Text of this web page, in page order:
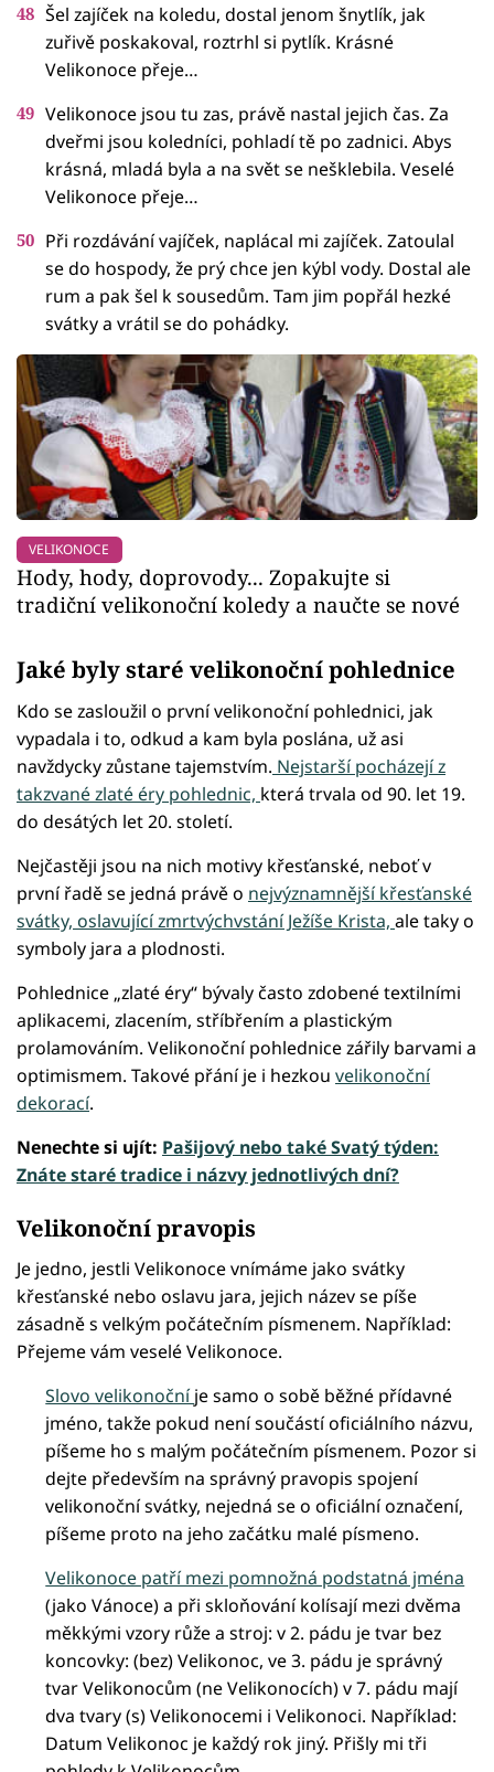
Šel zajíček na koledu, dostal jenom šnytlík, jak
zuřivě poskakoval, roztrhl si pytlík. Krásné
Velikonoce přeje…
Velikonoce jsou tu zas, právě nastal jejich čas. Za
dveřmi jsou koledníci, pohladí tě po zadnici. Abys
krásná, mladá byla a na svět se nešklebila. Veselé
Velikonoce přeje…
Při rozdávání vajíček, naplácal mi zajíček. Zatoulal
se do hospody, že prý chce jen kýbl vody. Dostal ale
rum a pak šel k sousedům. Tam jim popřál hezké
svátky a vrátil se do pohádky.
VELIKONOCE
Hody, hody, doprovody... Zopakujte si
tradiční velikonoční koledy a naučte se nové
Jaké byly staré velikonoční pohlednice
Kdo se zasloužil o první velikonoční pohlednici, jak
vypadala i to, odkud a kam byla poslána, už asi
navždycky zůstane tajemstvím. Nejstarší pocházejí z
takzvané zlaté éry pohlednic, která trvala od 90. let 19.
do desátých let 20. století.
Nejčastěji jsou na nich motivy křesťanské, neboť v
první řadě se jedná právě o nejvýznamnější křesťanské
svátky, oslavující zmrtvýchvstání Ježíše Krista, ale taky o
symboly jara a plodnosti.
Pohlednice „zlaté éry“ bývaly často zdobené textilními
aplikacemi, zlacením, stříbřením a plastickým
prolamováním. Velikonoční pohlednice zářily barvami a
optimismem. Takové přání je i hezkou velikonoční
dekorací.
Nenechte si ujít: Pašijový nebo také Svatý týden:
Znáte staré tradice i názvy jednotlivých dní?
Velikonoční pravopis
Je jedno, jestli Velikonoce vnímáme jako svátky
křesťanské nebo oslavu jara, jejich název se píše
zásadně s velkým počátečním písmenem. Například:
Přejeme vám veselé Velikonoce.
Slovo velikonoční je samo o sobě běžné přídavné
jméno, takže pokud není součástí oficiálního názvu,
píšeme ho s malým počátečním písmenem. Pozor si
dejte především na správný pravopis spojení
velikonoční svátky, nejedná se o oficiální označení,
píšeme proto na jeho začátku malé písmeno.
Velikonoce patří mezi pomnožná podstatná jména
(jako Vánoce) a při skloňování kolísají mezi dvěma
měkkými vzory růže a stroj: v 2. pádu je tvar bez
koncovky: (bez) Velikonoc, ve 3. pádu je správný
tvar Velikonocům (ne Velikonocích) v 7. pádu mají
dva tvary (s) Velikonocemi i Velikonoci. Například:
Datum Velikonoc je každý rok jiný. Přišly mi tři